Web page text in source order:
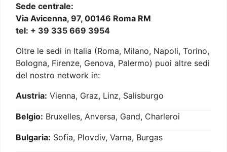
Sede centrale:
Via Avicenna, 97, 00146 Roma RM
tel: + 39 335 669 3954
Oltre le sedi in Italia (Roma, Milano, Napoli, Torino,
Bologna, Firenze, Genova, Palermo) puoi altre sedi
del nostro network in:
Austria: Vienna, Graz, Linz, Salisburgo
Belgio: Bruxelles, Anversa, Gand, Charleroi
Bulgaria: Sofia, Plovdiv, Varna, Burgas